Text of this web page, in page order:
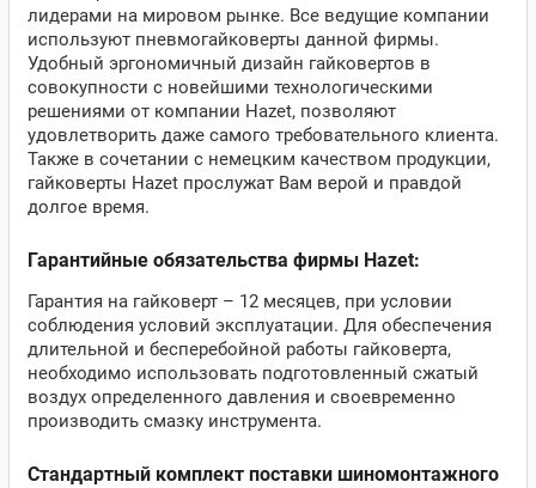
лидерами на мировом рынке. Все ведущие компании
используют пневмогайковерты данной фирмы.
Удобный эргономичный дизайн гайковертов в
совокупности с новейшими технологическими
решениями от компании Hazet, позволяют
удовлетворить даже самого требовательного клиента.
Также в сочетании с немецким качеством продукции,
гайковерты Hazet прослужат Вам верой и правдой
долгое время.
Гарантийные обязательства фирмы Hazet:
Гарантия на гайковерт – 12 месяцев, при условии
соблюдения условий эксплуатации. Для обеспечения
длительной и бесперебойной работы гайковерта,
необходимо использовать подготовленный сжатый
воздух определенного давления и своевременно
производить смазку инструмента.
Стандартный комплект поставки шиномонтажного